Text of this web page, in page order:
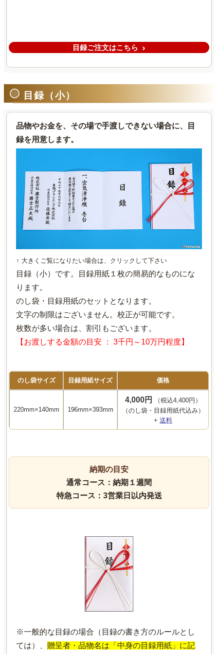
目録ご注文はこちら
目録（小）
品物やお金を、その場で手渡しできない場合に、目
録を用意します。
↑ 大きくご覧になりたい場合は、クリックして下さい
目録（小）です。目録用紙１枚の簡易的なものにな
ります。
のし袋・目録用紙のセットとなります。
文字の制限はございません。校正が可能です。
枚数が多い場合は、割引もございます。
【お渡しする金額の目安 ： 3千円～10万円程度】
のし袋サイズ 目録用紙サイズ 価格
220mm×140mm 196mm×393mm
4,000円
（税込4,400円）
（のし袋・目録用紙代込み）
+送料
納期の目安
通常コース：納期１週間
特急コース：3営業日以内発送
※一般的な目録の場合（目録の書き方のルールとし
ては）、 贈呈者・品物名は「中身の目録用紙」に記